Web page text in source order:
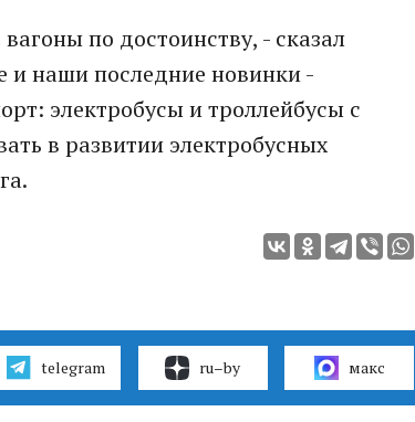
по достоинству, - сказал
и наши последние новинки -
электробусы и троллейбусы с
в развитии электробусных
telegram ru–by макс